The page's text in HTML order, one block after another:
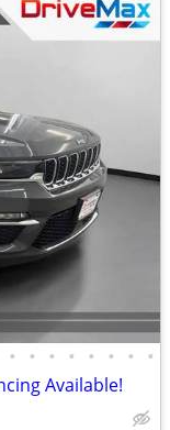
• • • • • • • •
Available!